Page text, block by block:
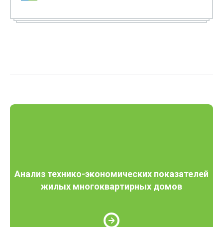
Анализ технико-экономических показателей
жилых многоквартирных домов